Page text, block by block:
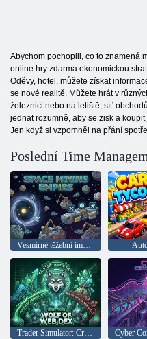
Abychom pochopili, co to znamená
online hry zdarma ekonomickou
Oděvy, hotel, můžete získat
se nové realitě. Můžete hrát v
železnici nebo na letiště, síť
jednat rozumně, aby se zisk a
Jen když si vzpomněl na přání
Poslední Time
Vesmírné těžební impérium